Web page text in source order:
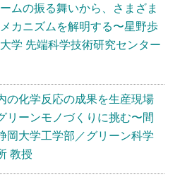
ムの振る舞いから、さまざま
カニズムを解明する〜星野歩
学 先端科学技術研究センター
の化学反応の成果を生産現場
リーンモノづくりに挑む〜間
岡大学工学部／グリーン科学
教授